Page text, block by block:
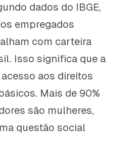
dados do IBGE,
empregados
com carteira
Isso significa que a
aos direitos
Mais de 90%
são mulheres,
questão social